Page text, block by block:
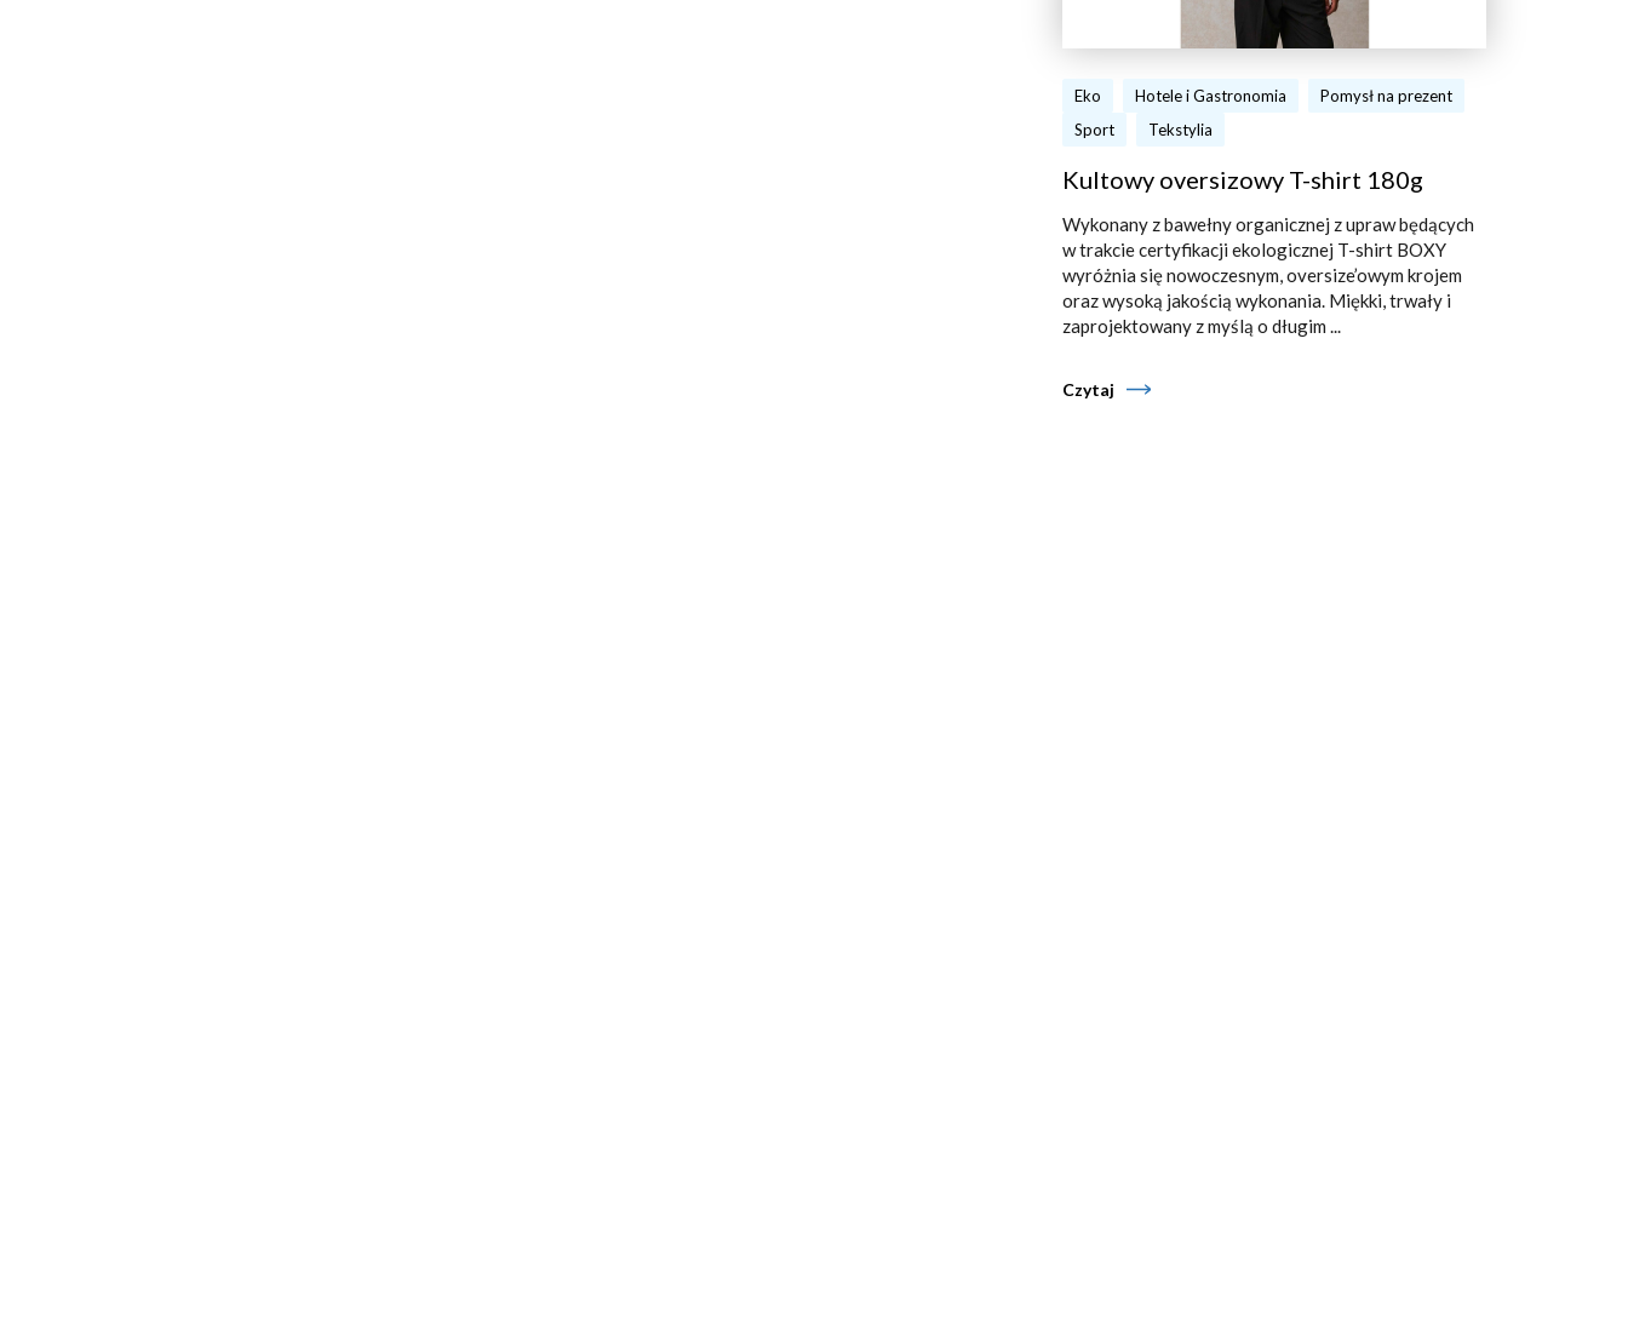
Eko Hotele i Gastronomia
Pomysł na prezent
Sport
Tekstylia
Kultowy oversizowy T-shirt 180g
Wykonany z bawełny organicznej z upraw będących
w trakcie certyfikacji ekologicznej T-shirt BOXY
wyróżnia się nowoczesnym, oversize’owym krojem
oraz wysoką jakością wykonania. Miękki, trwały i
zaprojektowany z myślą o długim ...
Czytaj